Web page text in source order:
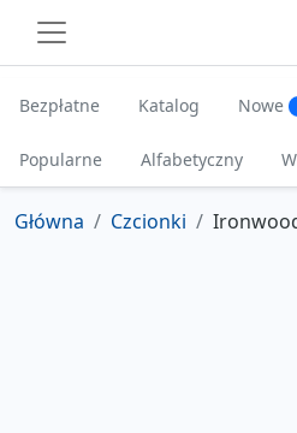
Bezpłatne Katalog Nowe
Popularne Alfabetyczny
Główna Czcionki